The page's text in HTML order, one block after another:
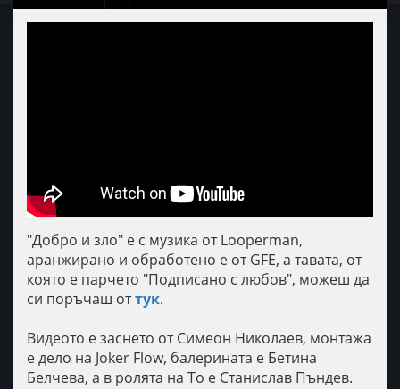
"Добро и зло" е с музика от Looperman,
аранжирано и обработено е от GFE, а тавата, от
която е парчето "Подписано с любов", можеш да
си поръчаш оттук.
Видеото е заснето от Симеон Николаев, монтажа
е дело на Joker Flow, балерината е Бетина
Белчева, а в ролята на То е Станислав Пъндев.